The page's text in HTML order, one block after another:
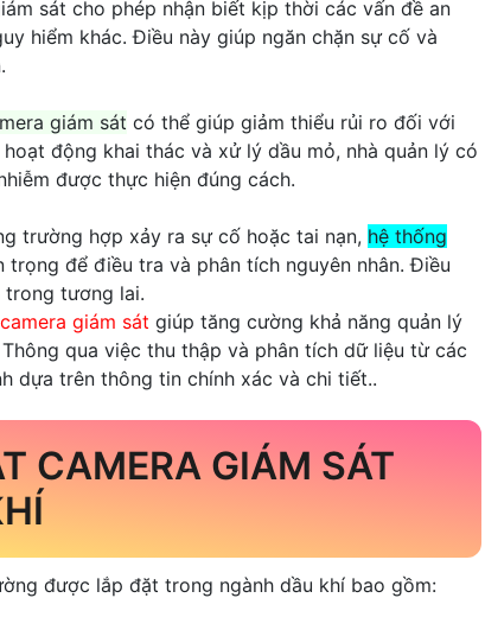
sát cho phép nhận biết kịp thời các vấn đề an
hiểm khác. Điều này giúp ngăn chặn sự cố và
giám sát có thể giúp giảm thiểu rủi ro đối với
động khai thác và xử lý dầu mỏ, nhà quản lý có
được thực hiện đúng cách.
trường hợp xảy ra sự cố hoặc tai nạn, hệ thống
trọng để điều tra và phân tích nguyên nhân. Điều
trong tương lai.
giám sát giúp tăng cường khả năng quản lý
qua việc thu thập và phân tích dữ liệu từ các
dựa trên thông tin chính xác và chi tiết..
CAMERA GIÁM SÁT
được lắp đặt trong ngành dầu khí bao gồm: